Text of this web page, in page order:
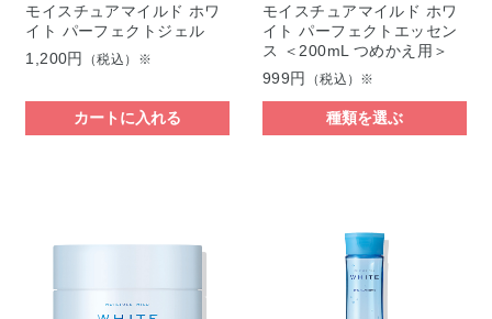
モイスチュアマイルド ホワ
イト パーフェクトジェル
1,200円
（税込）※
カートに入れる
モイスチュアマイルド ホワ
イト パーフェクトエッセン
ス ＜200mL つめかえ用＞
999円
（税込）※
種類を選ぶ